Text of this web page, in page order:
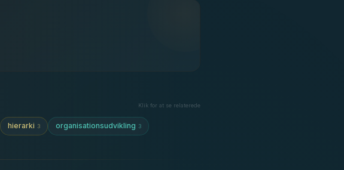
Klik for at se relaterede
hierarki 3 organisationsudvikling 3